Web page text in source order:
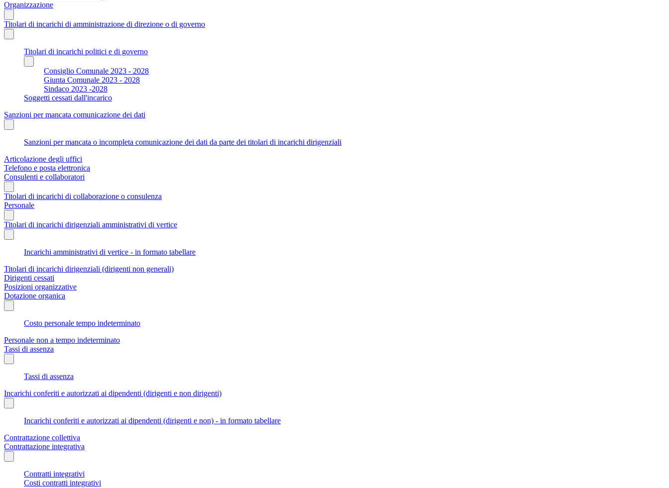
Organizzazione
Titolari di incarichi di amministrazione di direzione o di governo
Titolari di incarichi politici e di governo
Consiglio Comunale 2023 - 2028
Giunta Comunale 2023 - 2028
Sindaco 2023 -2028
Soggetti cessati dall'incarico
Sanzioni per mancata comunicazione dei dati
Sanzioni per mancata o incompleta comunicazione dei dati da parte dei titolari di incarichi dirigenziali
Articolazione degli uffici
Telefono e posta elettronica
Consulenti e collaboratori
Titolari di incarichi di collaborazione o consulenza
Personale
Titolari di incarichi dirigenziali amministrativi di vertice
Incarichi amministrativi di vertice - in formato tabellare
Titolari di incarichi dirigenziali (dirigenti non generali)
Dirigenti cessati
Posizioni organizzative
Dotazione organica
Costo personale tempo indeterminato
Personale non a tempo indeterminato
Tassi di assenza
Tassi di assenza
Incarichi conferiti e autorizzati ai dipendenti (dirigenti e non dirigenti)
Incarichi conferiti e autorizzati ai dipendenti (dirigenti e non) - in formato tabellare
Contrattazione collettiva
Contrattazione integrativa
Contratti integrativi
Costi contratti integrativi